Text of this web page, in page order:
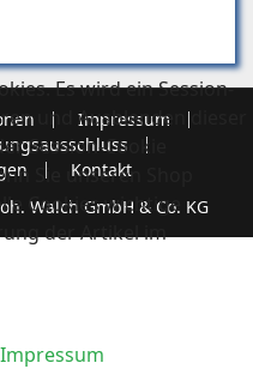
Impressum
Kontakt
Walch GmbH & Co. KG
Es wird ein Session-
und Ausblenden dieser
Session-Cookie
Sie unseren Shop
Cookies wichtige
der Artikel im
Impressum